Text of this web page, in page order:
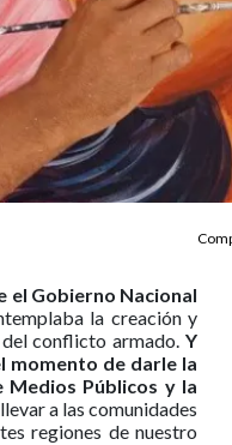
el Gobierno Nacional
la creación y
conflicto armado.Y
momento de darle la
Medios Públicos y la
a las comunidades
regiones de nuestro